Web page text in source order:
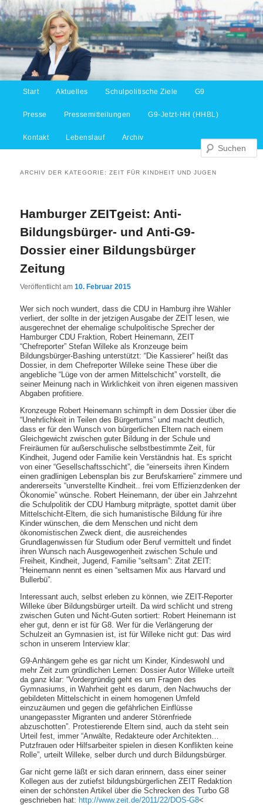
Zum Inhalt wechseln
Zum sekundären Inhalt wechseln
Start Aktuelles Schulpolitische Ziele G9
Presse Pressemitteilungen G9-Jetzt-HH (HHBL)
Kontakt Lebenslauf Archiv
ARCHIV DER KATEGORIE:ZEIT FÜR KINDHEIT UND JUGEN
Hamburger ZEITgeist: Anti-
Bildungsbürger- und Anti-G9-
Dossier einer Bildungsbürger
Zeitung
Veröffentlicht am10. Februar 2015
Wer sich noch wundert, dass die CDU in Hamburg ihre Wähler
verliert, der sollte in der jetzigen Ausgabe der ZEIT lesen, wie
ausgerechnet der ehemalige schulpolitische Sprecher der
Hamburger CDU Fraktion, Robert Heinemann, ZEIT
“Chefreporter” Stefan Willeke als Kronzeuge beim
Bildungsbürger-Bashing unterstützt: “Die Kassierer” heißt das
Dossier, in dem Chefreporter Willeke seine These über die
angebliche “Lüge von der armen Mittelschicht” vorstellt, die
seiner Meinung nach in Wirklichkeit von ihren eigenen massiven
Abgaben profitiere.
Kronzeuge Robert Heinemann schimpft in dem Dossier über die
“Unehrlichkeit in Teilen des Bürgertums” und macht deutlich,
dass er für den Wunsch von bürgerlichen Eltern nach einem
Gleichgewicht zwischen guter Bildung in der Schule und
Freiräumen für außerschulische selbstbestimmte Zeit, für
Kindheit, Jugend oder Familie kein Verständnis hat. Es spricht
von einer “Gesellschaftsschicht”, die “einerseits ihren Kindern
einen gradlinigen Lebensplan bis zur Berufskarriere” zimmere und
andererseits “unverstellte Kindheit.. frei vom Effizienzdenken der
Ökonomie” wünsche. Robert Heinemann, der über ein Jahrzehnt
die Schulpolitik der CDU Hamburg mitprägte, spottet damit über
Mittelschicht-Eltern, die sich humanistische Bildung für ihre
Kinder wünschen, die dem Menschen und nicht dem
ökonomistischen Zweck dient, die ausreichendes
Grundlagenwissen für Studium oder Beruf vermittelt und findet
ihren Wunsch nach Ausgewogenheit zwischen Schule und
Freiheit, Kindheit, Jugend, Familie “seltsam”: Zitat ZEIT:
“Heinemann nennt es einen “seltsamen Mix aus Harvard und
Bullerbü”.
Interessant auch, selbst erleben zu können, wie ZEIT-Reporter
Willeke über Bildungsbürger urteilt. Da wird schlicht und streng
zwischen Guten und Nicht-Guten sortiert: Robert Heinemann ist
eher gut, denn er ist für G8. Wer für die Verlängerung der
Schulzeit an Gymnasien ist, ist für Willeke nicht gut: Das wird
schon in unserem Interview klar:
G9-Anhängern gehe es gar nicht um Kinder, Kindeswohl und
mehr Zeit zum gründlichen Lernen: Dossier Autor Willeke urteilt
da ganz klar: “Vordergründig geht es um Fragen des
Gymnasiums, in Wahrheit geht es darum, den Nachwuchs der
gebildeten Mittelschicht in einem homogenen Umfeld
einzuzäumen und gegen die gefährlichen Einflüsse
unangepasster Migranten und anderer Störenfriede
abzuschotten”. Protestierende Eltern sind, auch da steht sein
Urteil fest, immer “Anwälte, Redakteure oder Architekten…
Putzfrauen oder Hilfsarbeiter spielen in diesen Konflikten keine
Rolle”, urteilt Willeke, selber durch und durch Bildungsbürger.
Gar nicht gerne läßt er sich daran erinnern, dass einer seiner
Kollegen aus der zutiefst bildungsbürgerlichen ZEIT Redaktion
einen der schönsten Artikel über die Schrecken des Turbo G8
geschrieben hat: http://www.zeit.de/2011/22/DOS-G8<